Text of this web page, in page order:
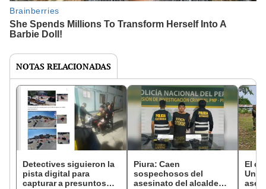
NOTAS RELACIONADAS
Detectives siguieron la
pista digital para
capturar a presuntos
Piura: Caen
sospechosos del
asesinato del alcalde
El
Una